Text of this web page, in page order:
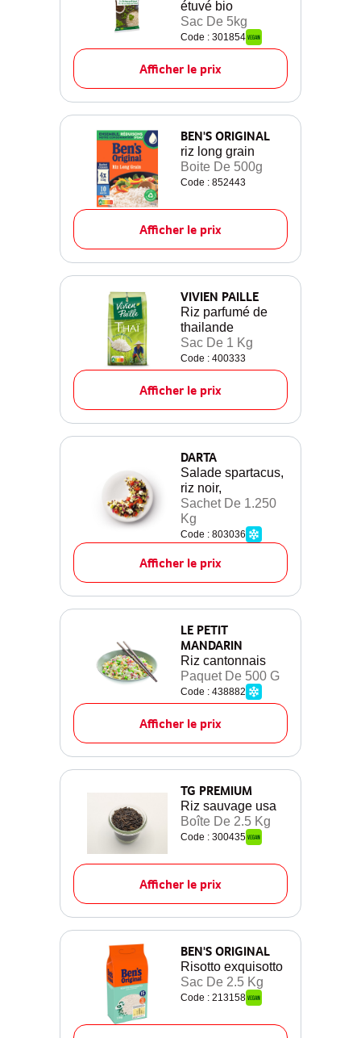
étuvé bio
Sac De 5kg
Code : 301854
Afficher le prix
BEN'S ORIGINAL
riz long grain
Boite De 500g
Code : 852443
Afficher le prix
VIVIEN PAILLE
Riz parfumé de
thailande
Sac De 1 Kg
Code : 400333
Afficher le prix
DARTA
Salade spartacus,
riz noir,
Sachet De 1.250
Kg
Code : 803036
Afficher le prix
LE PETIT
MANDARIN
Riz cantonnais
Paquet De 500 G
Code : 438882
Afficher le prix
TG PREMIUM
Riz sauvage usa
Boîte De 2.5 Kg
Code : 300435
Afficher le prix
BEN'S ORIGINAL
Risotto exquisotto
Sac De 2.5 Kg
Code : 213158